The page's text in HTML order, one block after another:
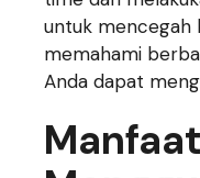
untuk mencegah
memahami
Anda dapat
Manfaat